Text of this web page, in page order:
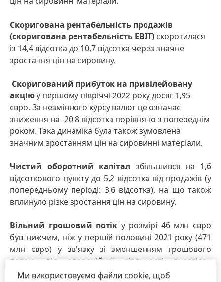
Скоригована рентабельність продажів
(скоригована рентабельність EBIT) скоротилася
із 14,4 відсотка до 10,7 відсотка через значне
зростання цін на сировину.
Скоригований прибуток на привілейовану
акціюу першому півріччі 2022 року досяг 1,95
євро. За незмінного курсу валют це означає
зниження на -20,8 відсотка порівняно з попереднім
роком. Така динаміка була також зумовлена ​​
значним зростанням цін на сировинні матеріали.
Чистий оборотний капітал збільшився на 1,6
відсоткового пункту до 5,2 відсотка від продажів (у
попередньому періоді: 3,6 відсотка), на що також
вплинуло різке зростання цін на сировину.
Вільний грошовий потік у розмірі 46 млн євро
був нижчим, ніж у першій половині 2021 року (471
млн євро) у зв'язку зі зменшенням грошового
потоку від операційної діяльності внаслідок
нижчого операційного прибутку та збільшення
Ми використовуємо файли cookie, щоб